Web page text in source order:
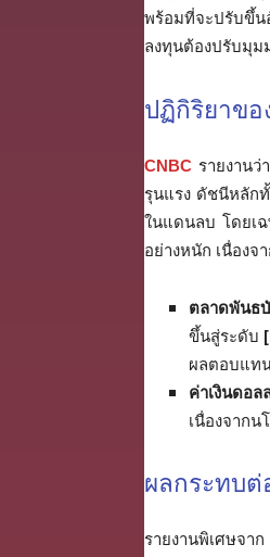
พร้อมที่จะปรับขึ้น
ลงทุนต้องปรับมุม
ปฏิกิริยาข
CNBC รายงาน
รุนแรง ดัชนีหลักทั้
ในแดนลบ โดยเ
อย่างหนัก เนื่องจ
ตลาดพันธ
ขึ้นสู่ระดับ
ผลตอบแท
ค่าเงินดอล
เนื่องจากน
ผลกระทบต่
รายงานพิเศษจาก